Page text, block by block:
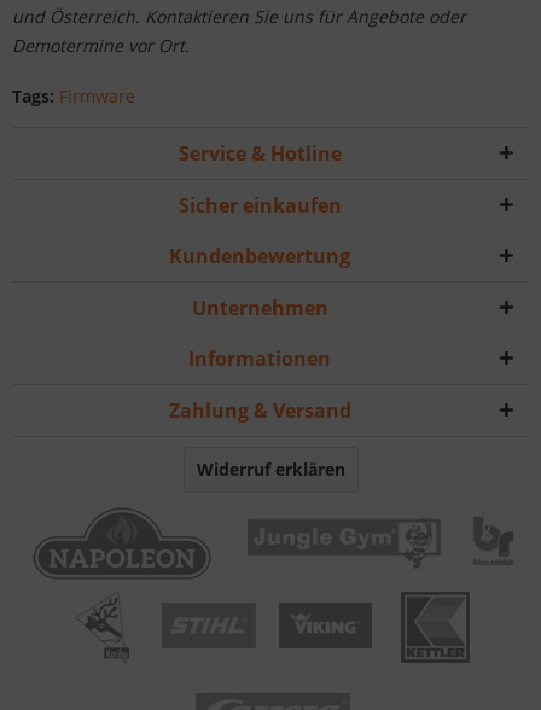
und Österreich. Kontaktieren Sie uns für Angebote oder
Demotermine vor Ort.
Tags: Firmware
Service & Hotline
Sicher einkaufen
Kundenbewertung
Unternehmen
Informationen
Zahlung & Versand
Widerruf erklären